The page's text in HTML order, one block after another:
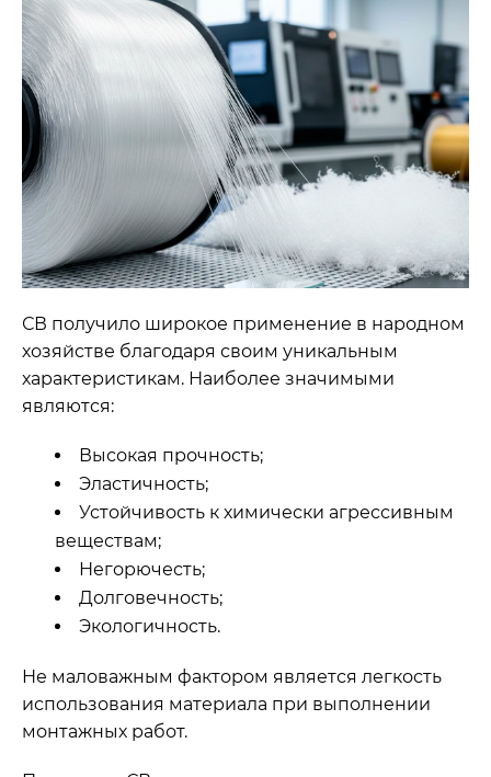
СВ получило широкое применение в народном
хозяйстве благодаря своим уникальным
характеристикам. Наиболее значимыми
являются:
Высокая прочность;
Эластичность;
Устойчивость к химически агрессивным
веществам;
Негорючесть;
Долговечность;
Экологичность.
Не маловажным фактором является легкость
использования материала при выполнении
монтажных работ.